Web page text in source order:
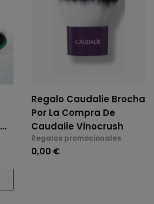
Regalo Caudalie Brocha
Por La Compra De
Caudalie Vinocrush
Regalos promocionales
0,00 €